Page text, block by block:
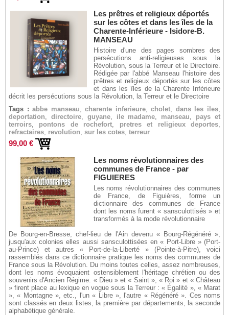
Les prêtres et religieux déportés
sur les côtes et dans les îles de la
Charente-Inférieure - Isidore-B.
MANSEAU
Histoire d'une des pages sombres des
persécutions anti-religieuses sous la
Révolution, sous la Terreur et le Directoire.
Rédigée par l'abbé Manseau l'histoire des
prêtres et religieux déportés sur les côtes
et dans les îles de la Charente Inférieure
décrit les persécutions sous la Révolution, la Terreur et le Directoire
Tags :abbe manseau, charente inferieure, cholet, dans les iles,
deportation, directoire, guyane, ile madame, manseau,
pays et
terroirs, pontons de rochefort, pretres et religieux deportes,
refractaires, revolution, sur les cotes, terreur
99,00 €
Les noms révolutionnaires des
communes de France - par
FIGUIERES
Les noms révolutionnaires des communes
de France, de Figuières, forme un
dictionnaire des communes de France
dont les noms furent « sansculottisés » et
transformés à la mode révolutionnaire
De Bourg-en-Bresse, chef-lieu de l'Ain devenu « Bourg-Régénéré »,
jusqu'aux colonies elles aussi sansculottisées en « Port-Libre » (Port-
au-Prince) et autres « Port-de-la-Liberté » (Pointe-à-Pitre), voici
rassemblés dans ce dictionnaire pratique les noms des communes de
France sous la Révolution. Du moins toutes celles, assez nombreuses,
dont les noms évoquaient ostensiblement l'héritage chrétien ou des
souvenirs d'Ancien Régime. « Dieu » et « Saint », « Roi » et « Château
» firent place au lexique en vogue sous la Terreur : « Égalité », « Marat
», « Montagne », etc., l'un « Libre », l'autre « Régénéré ». Ces noms
sont classés en deux listes, la première par départements, la seconde
alphabétique générale.